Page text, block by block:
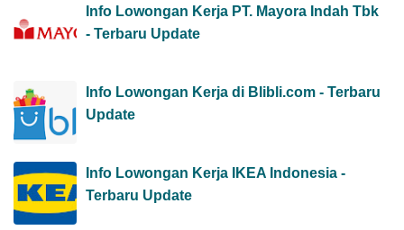
Info Lowongan Kerja PT. Mayora Indah Tbk
- Terbaru Update
Info Lowongan Kerja di Blibli.com - Terbaru
Update
Info Lowongan Kerja IKEA Indonesia -
Terbaru Update